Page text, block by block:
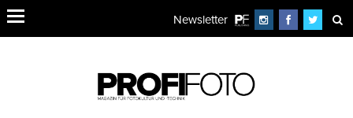
Newsletter